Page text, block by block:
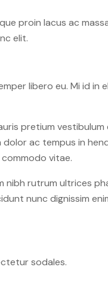
proin lacus ac
elit.
libero eu. Mi id in
pretium
ac tempus in
vitae.
nibh rutrum ultrices
nunc dignissim
sodales.